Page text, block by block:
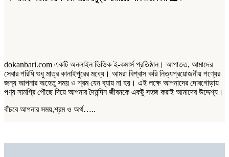
dokanbari.com একটি অনলাইন ভিওিক ই-কমার্স প্রতিষ্ঠান। আপাতত, আমাদের
সেবার পরিধি শুধু মাত্র কানাইপুরের মধ্যে। আমরা বিশ্বাস করি নিত্যপ্রয়োজনীয় পণ্যের
জন্য আপনার অহেতু সময় ও শ্রম যেন ব্যায় না হয়। এই লক্ষে আপনাদের দোরগোড়ায়
পণ্য সামগ্রি পৌছে দিয়ে আপনার দৈনন্দিন জীবনকে একটু সহজ করাই আমাদের উদ্দেশ্য।
বাঁচবে আপনার সময়,শ্রম ও অর্থ…..